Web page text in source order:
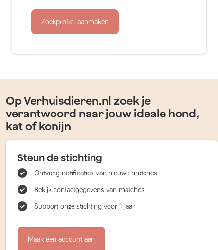
Zoekprofiel aanmaken
Op Verhuisdieren.nl zoek je
verantwoord naar jouw ideale hond,
kat of konijn
Steun de stichting
Ontvang notificaties van nieuwe matches
Bekijk contactgegevens van matches
Support onze stichting voor 1 jaar
Maak een account aan